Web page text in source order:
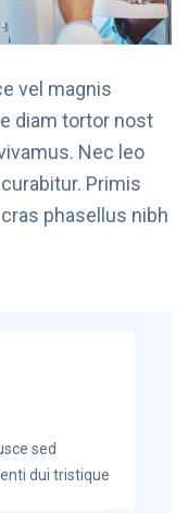
vel magnis
diam tortor nost
Nec leo
Primis
phasellus nibh
sed
dui tristique